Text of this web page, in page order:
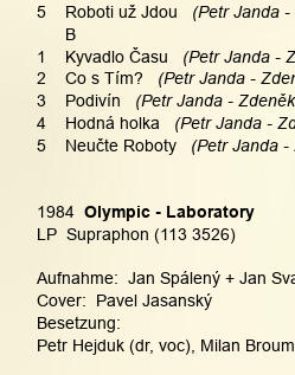
5    Roboti už Jdou
(Petr Janda
      B
1    Kyvadlo Času
(Petr Janda -
2    Co s Tím?
(Petr Janda -
3    Podivín
(Petr Janda - Zdeněk
4    Hodná holka
(Petr Janda -
5    Neučte Roboty
(Petr Janda
1984 Olympic - Laboratory
LP  Supraphon (113 3526)
Aufnahme:  Jan Spálený + Jan
Cover:  Pavel Jasanský
Besetzung:
Petr Hejduk (dr, voc), Milan